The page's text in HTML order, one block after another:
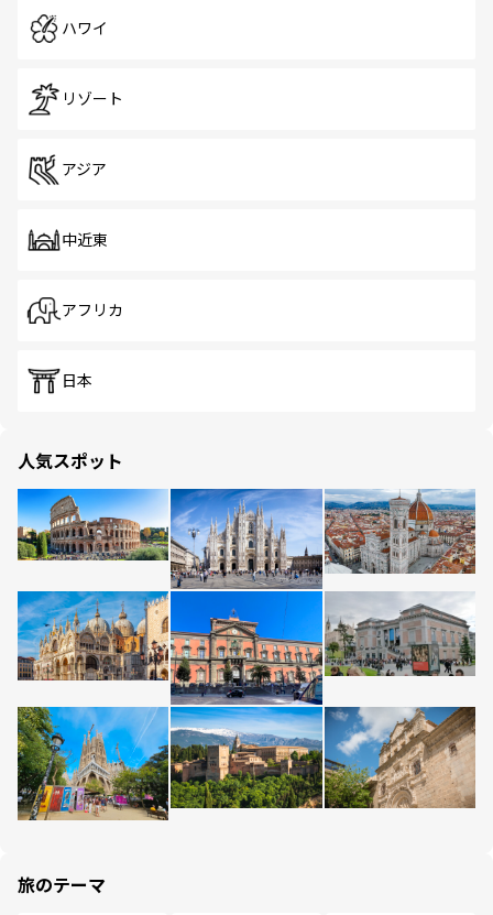
ハワイ
リゾート
アジア
中近東
アフリカ
日本
人気スポット
旅のテーマ